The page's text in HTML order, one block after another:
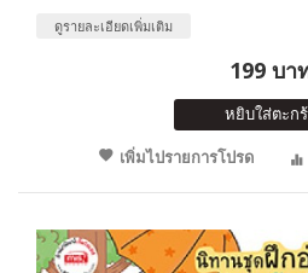
ดูรายละเอียดเพิ่มเติม
199 บา
หยิบใส่ตะก
เพิ่มไปรายการโปรด